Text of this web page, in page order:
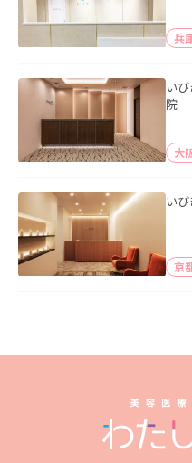
兵
い
院
大
い
京